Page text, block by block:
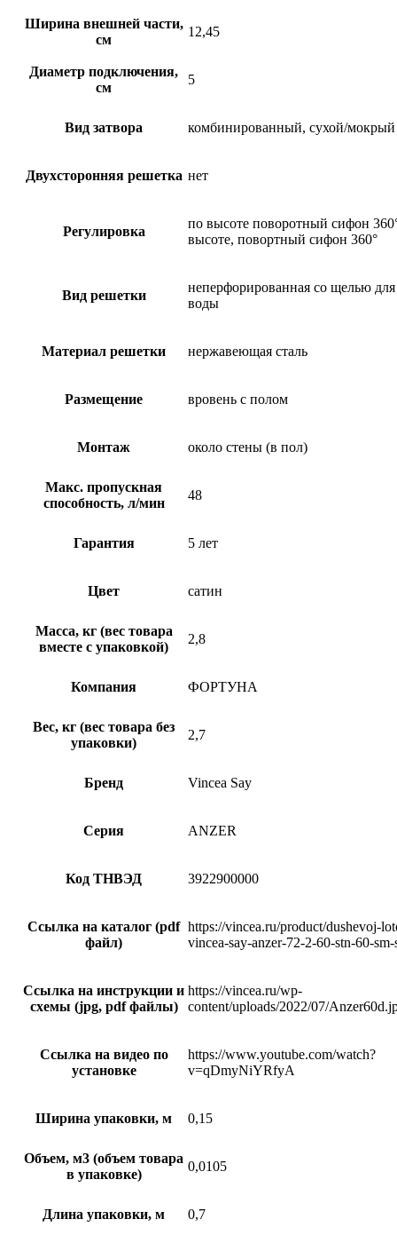
Ширина внешней части,
см
12,45
Диаметр подключения,
см
5
Вид затвора комбинированный, сухой/мокрый
Двухсторонняя решетка нет
Регулировка
по высоте поворотный сифон
высоте, повортный сифон 360°
Вид решетки
неперфорированная со щелью для
воды
Материал решетки нержавеющая сталь
Размещение вровень с полом
Монтаж около стены (в пол)
Макс. пропускная
способность, л/мин
48
Гарантия 5 лет
Цвет сатин
Масса, кг (вес товара
вместе с упаковкой)
2,8
Компания ФОРТУНА
Вес, кг (вес товара без
упаковки)
2,7
Бренд Vincea Say
Серия ANZER
Код ТНВЭД 3922900000
Ссылка на каталог (pdf
файл)
https://vincea.ru/product/dushevoj-
vincea-say-anzer-72-2-60-stn-60-sm-
Ссылка на инструкции и
схемы (jpg, pdf файлы)
https://vincea.ru/wp-
content/uploads/2022/07/
Ссылка на видео по
установке
https://www.youtube.com/watch?
v=qDmyNiYRfyA
Ширина упаковки, м 0,15
Объем, м3 (объем товара
в упаковке)
0,0105
Длина упаковки, м 0,7